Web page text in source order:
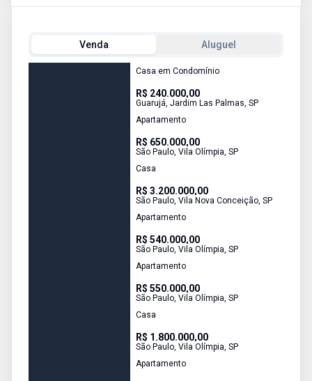
Venda Aluguel
Casa em Condomínio
R$ 240.000,00
Guarujá,Jardim Las Palmas,SP
Apartamento
R$ 650.000,00
São Paulo,Vila Olímpia,SP
Casa
R$ 3.200.000,00
São Paulo,Vila Nova Conceição,SP
Apartamento
R$ 540.000,00
São Paulo,Vila Olímpia,SP
Apartamento
R$ 550.000,00
São Paulo,Vila Olímpia,SP
Casa
R$ 1.800.000,00
São Paulo,Vila Olímpia,SP
Apartamento